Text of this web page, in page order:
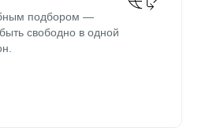
подбором —
свободно в одной